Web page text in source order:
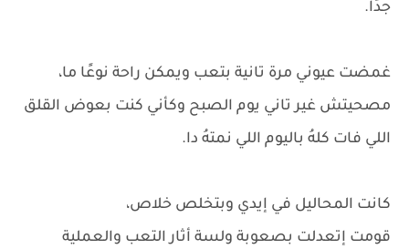
جدًا.
غمضت عيوني مرة تانية بتعب ويمكن راحة نوعًا ما،
مصحيتش غير تاني يوم الصبح وكأني كنت بعوض القلق
اللي فات كلهُ باليوم اللي نمتهُ دا.
كانت المحاليل في إيدي وبتخلص خلاص،
قومت إتعدلت بصعوبة ولسة أثار التعب والعملية